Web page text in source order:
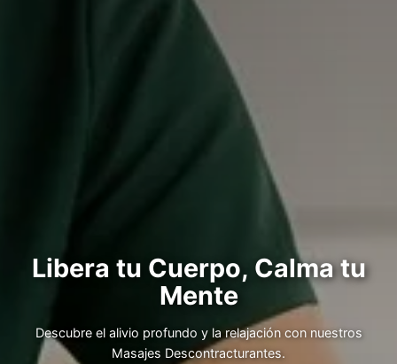
Libera tu Cuerpo, Calma tu
Mente
Descubre el alivio profundo y la relajación con nuestros
Masajes Descontracturantes.